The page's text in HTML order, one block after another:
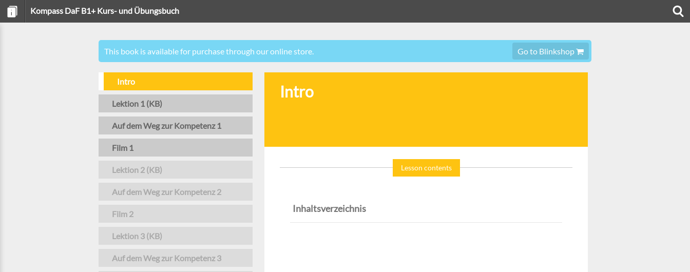
Kompass DaF B1+ Kurs- und Übungsbuch
This book is available for purchase through our online store. Go to Blinkshop
Intro
Lektion 1 (KB)
Auf dem Weg zur Kompetenz 1
Film 1
Lektion 2 (KB)
Auf dem Weg zur Kompetenz 2
Film 2
Lektion 3 (KB)
Auf dem Weg zur Kompetenz 3
Intro
Lesson contents
Inhaltsverzeichnis